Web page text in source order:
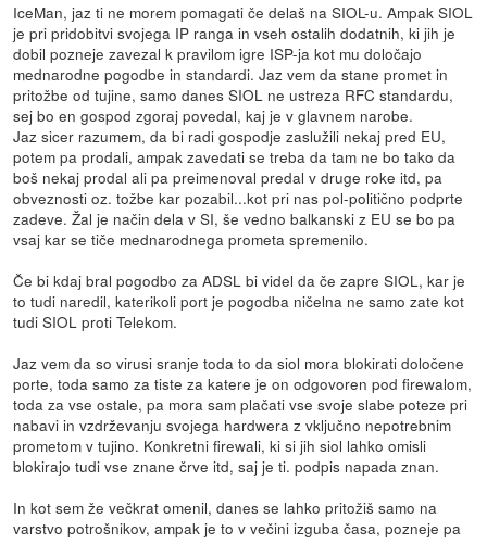
IceMan, jaz ti ne morem pomagati če delaš na SIOL-u. Ampak SIOL
je pri pridobitvi svojega IP ranga in vseh ostalih dodatnih, ki jih je
dobil pozneje zavezal k pravilom igre ISP-ja kot mu določajo
mednarodne pogodbe in standardi. Jaz vem da stane promet in
pritožbe od tujine, samo danes SIOL ne ustreza RFC standardu,
sej bo en gospod zgoraj povedal, kaj je v glavnem narobe.
Jaz sicer razumem, da bi radi gospodje zaslužili nekaj pred EU,
potem pa prodali, ampak zavedati se treba da tam ne bo tako da
boš nekaj prodal ali pa preimenoval predal v druge roke itd, pa
obveznosti oz. tožbe kar pozabil...kot pri nas pol-politično podprte
zadeve. Žal je način dela v SI, še vedno balkanski z EU se bo pa
vsaj kar se tiče mednarodnega prometa spremenilo.
Če bi kdaj bral pogodbo za ADSL bi videl da če zapre SIOL, kar je
to tudi naredil, katerikoli port je pogodba ničelna ne samo zate kot
tudi SIOL proti Telekom.
Jaz vem da so virusi sranje toda to da siol mora blokirati določene
porte, toda samo za tiste za katere je on odgovoren pod firewalom,
toda za vse ostale, pa mora sam plačati vse svoje slabe poteze pri
nabavi in vzdrževanju svojega hardwera z vključno nepotrebnim
prometom v tujino. Konkretni firewali, ki si jih siol lahko omisli
blokirajo tudi vse znane črve itd, saj je ti. podpis napada znan.
In kot sem že večkrat omenil, danes se lahko pritožiš samo na
varstvo potrošnikov, ampak je to v večini izguba časa, pozneje pa